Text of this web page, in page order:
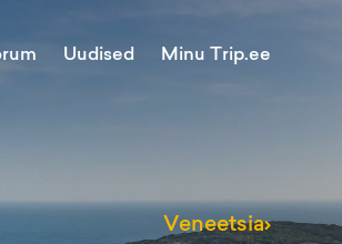
Uudised Minu Trip.ee
Veneetsia›